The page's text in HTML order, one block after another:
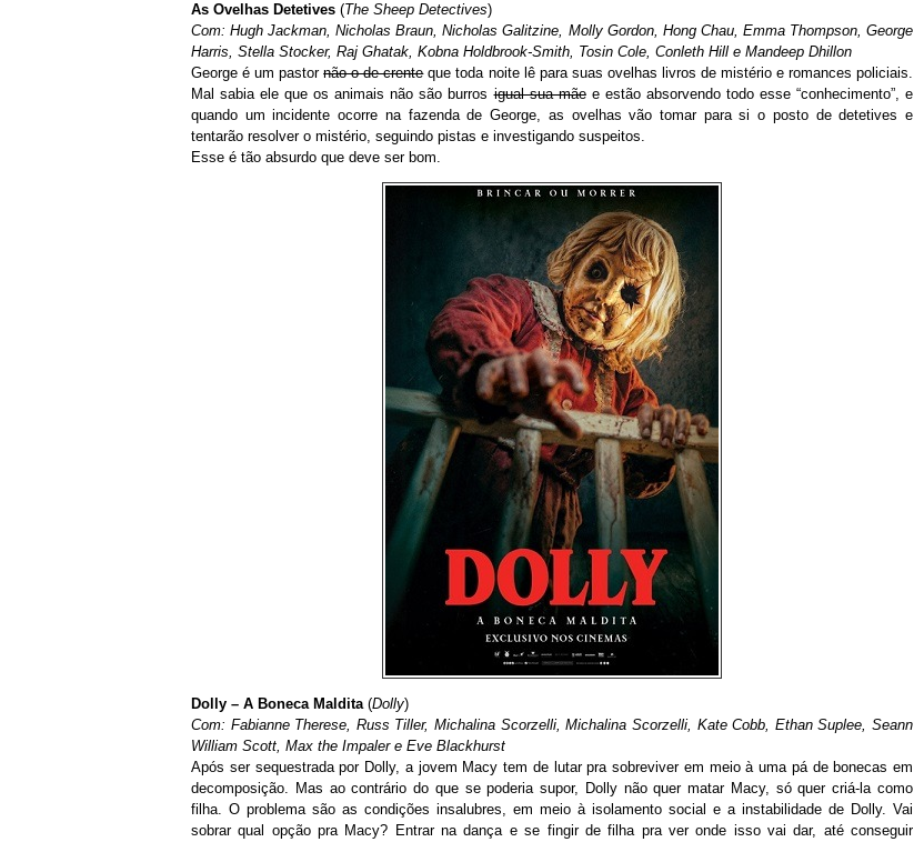
As Ovelhas Detetives (The Sheep Detectives)
Com: Hugh Jackman, Nicholas Braun, Nicholas Galitzine, Molly Gordon, Hong Chau, Emma Thompson, George
Harris, Stella Stocker, Raj Ghatak, Kobna Holdbrook-Smith, Tosin Cole, Conleth Hill e Mandeep Dhillon
George é um pastornão o de crenteque toda noite lê para suas ovelhas livros de mistério e romances policiais.
Mal sabia ele que os animais não são burrosigual sua mãee estão absorvendo todo esse “conhecimento”, e
quando um incidente ocorre na fazenda de George, as ovelhas vão tomar para si o posto de detetives e
tentarão resolver o mistério, seguindo pistas e investigando suspeitos.
Esse é tão absurdo que deve ser bom.
Dolly – A Boneca Maldita(Dolly)
Com: Fabianne Therese, Russ Tiller, Michalina Scorzelli, Michalina Scorzelli, Kate Cobb, Ethan Suplee, Seann
William Scott, Max the Impaler e Eve Blackhurst
Após ser sequestrada por Dolly, a jovem Macy tem de lutar pra sobreviver em meio à uma pá de bonecas em
decomposição. Mas ao contrário do que se poderia supor, Dolly não quer matar Macy, só quer criá-la como
filha. O problema são as condições insalubres, em meio à isolamento social e a instabilidade de Dolly. Vai
sobrar qual opção pra Macy? Entrar na dança e se fingir de filha pra ver onde isso vai dar, até conseguir